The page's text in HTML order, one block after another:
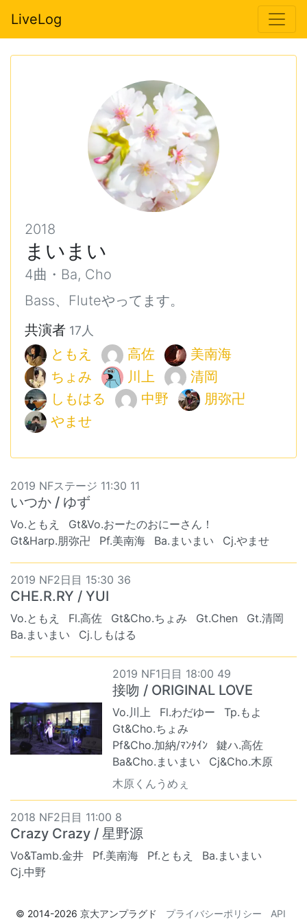
LiveLog
2018
まいまい
4曲・Ba, Cho
Bass、Fluteやってます。
共演者 17人
ともえ 高佐
美南海
ちょみ
川上
清岡
しもはる
中野
朋弥卍
やませ
2019 NFステージ 11:30 11
いつか / ゆず
Vo.ともえ
Gt&Vo.おーたのおにーさん！
Gt&Harp.朋弥卍
Pf.美南海 Ba.まいまい Cj.やませ
2019 NF2日目 15:30 36
CHE.R.RY / YUI
Vo.ともえ Fl.高佐 Gt&Cho.ちょみ Gt.Chen
Gt.清岡
Ba.まいまい
Cj.しもはる
2019 NF1日目 18:00 49
接吻 / ORIGINAL LOVE
Vo.川上 Fl.わだゆー
Tp.もよ
Gt&Cho.ちょみ
Pf&Cho.加納/ﾏﾝﾀｲﾝ
鍵ハ.高佐
Ba&Cho.まいまい
Cj&Cho.木原
木原くんうめぇ
2018 NF2日目 11:00 8
Crazy Crazy / 星野源
Vo&Tamb.金井 Pf.美南海 Pf.ともえ
Ba.まいまい
Cj.中野
© 2014-2026 京大アンプラグド プライバシーポリシー API